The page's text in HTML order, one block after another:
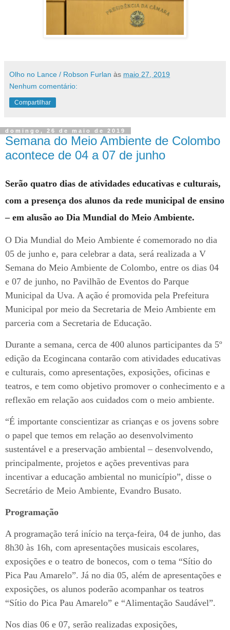
Olho no Lance / Robson Furlan às maio 27, 2019
Nenhum comentário:
Compartilhar
domingo, 26 de maio de 2019
Semana do Meio Ambiente de Colombo
acontece de 04 a 07 de junho
Serão quatro dias de atividades educativas e culturais,
com a presença dos alunos da rede municipal de ensino
– em alusão ao Dia Mundial do Meio Ambiente.
O Dia Mundial do Meio Ambiente é comemorado no dia
05 de junho e, para celebrar a data, será realizada a V
Semana do Meio Ambiente de Colombo, entre os dias 04
e 07 de junho, no Pavilhão de Eventos do Parque
Municipal da Uva. A ação é promovida pela Prefeitura
Municipal por meio da Secretaria de Meio Ambiente em
parceria com a Secretaria de Educação.
Durante a semana, cerca de 400 alunos participantes da 5º
edição da Ecogincana contarão com atividades educativas
e culturais, como apresentações, exposições, oficinas e
teatros, e tem como objetivo promover o conhecimento e a
reflexão em relação aos cuidados com o meio ambiente.
“É importante conscientizar as crianças e os jovens sobre
o papel que temos em relação ao desenvolvimento
sustentável e a preservação ambiental – desenvolvendo,
principalmente, projetos e ações preventivas para
incentivar a educação ambiental no município”, disse o
Secretário de Meio Ambiente, Evandro Busato.
Programação
A programação terá início na terça-feira, 04 de junho, das
8h30 às 16h, com apresentações musicais escolares,
exposições e o teatro de bonecos, com o tema “Sítio do
Pica Pau Amarelo”. Já no dia 05, além de apresentações e
exposições, os alunos poderão acompanhar os teatros
“Sítio do Pica Pau Amarelo” e “Alimentação Saudável”.
Nos dias 06 e 07, serão realizadas exposições,